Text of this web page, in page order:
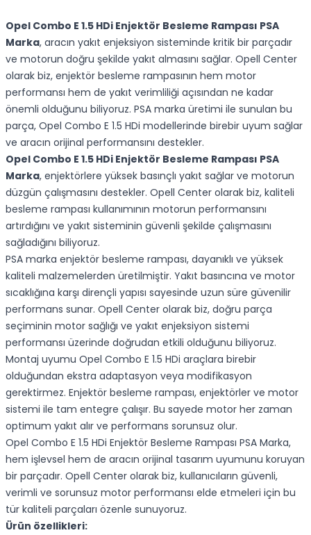
Opel Combo E 1.5 HDi Enjektör Besleme Rampası PSA
Marka, aracın yakıt enjeksiyon sisteminde kritik bir parçadır
ve motorun doğru şekilde yakıt almasını sağlar. Opell Center
olarak biz, enjektör besleme rampasının hem motor
performansı hem de yakıt verimliliği açısından ne kadar
önemli olduğunu biliyoruz. PSA marka üretimi ile sunulan bu
parça, Opel Combo E 1.5 HDi modellerinde birebir uyum sağlar
ve aracın orijinal performansını destekler.
Opel Combo E 1.5 HDi Enjektör Besleme Rampası PSA
Marka, enjektörlere yüksek basınçlı yakıt sağlar ve motorun
düzgün çalışmasını destekler. Opell Center olarak biz, kaliteli
besleme rampası kullanımının motorun performansını
artırdığını ve yakıt sisteminin güvenli şekilde çalışmasını
sağladığını biliyoruz.
PSA marka enjektör besleme rampası, dayanıklı ve yüksek
kaliteli malzemelerden üretilmiştir. Yakıt basıncına ve motor
sıcaklığına karşı dirençli yapısı sayesinde uzun süre güvenilir
performans sunar. Opell Center olarak biz, doğru parça
seçiminin motor sağlığı ve yakıt enjeksiyon sistemi
performansı üzerinde doğrudan etkili olduğunu biliyoruz.
Montaj uyumu Opel Combo E 1.5 HDi araçlara birebir
olduğundan ekstra adaptasyon veya modifikasyon
gerektirmez. Enjektör besleme rampası, enjektörler ve motor
sistemi ile tam entegre çalışır. Bu sayede motor her zaman
optimum yakıt alır ve performans sorunsuz olur.
Opel Combo E 1.5 HDi Enjektör Besleme Rampası PSA Marka,
hem işlevsel hem de aracın orijinal tasarım uyumunu koruyan
bir parçadır. Opell Center olarak biz, kullanıcıların güvenli,
verimli ve sorunsuz motor performansı elde etmeleri için bu
tür kaliteli parçaları özenle sunuyoruz.
Ürün özellikleri: